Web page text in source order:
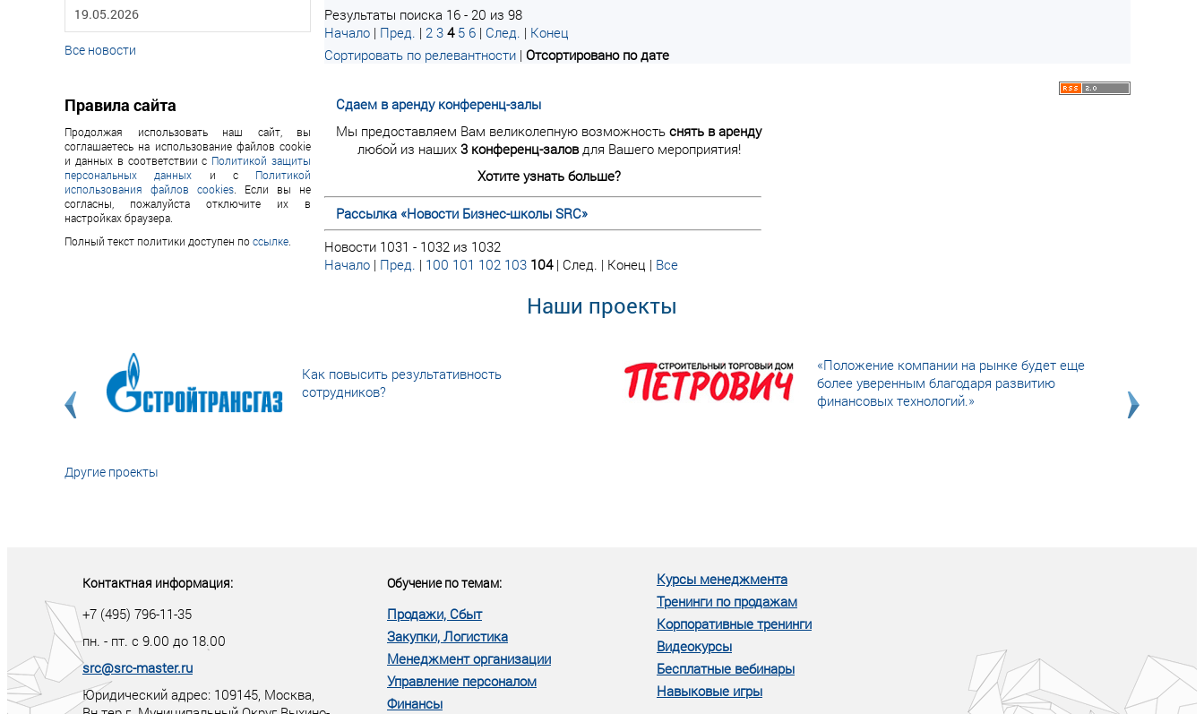
19.05.2026
Все новости
Правила сайта
Продолжая использовать наш сайт, вы
соглашаетесь на использование файлов cookie
и данных в соответствии с Политикой защиты
персональных данных и с Политикой
использования файлов cookies . Если вы не
согласны, пожалуйста отключите их в
настройках браузера.
Полный текст политики доступен поссылке
Результаты поиска 16 - 20 из 98
Начало | Пред. | 2 3 4 5 6 | След. | Конец
Сортировать по релевантности | Отсортировано по дате
Сдаем в аренду конференц-залы
Мы предоставляем Вам великолепную возможность снять в аренду
любой из наших 3 конференц-заловдля Вашего мероприятия!
Хотите узнать больше?
Рассылка «Новости Бизнес-школы SRC»
Новости 1031 - 1032 из 1032
Начало | Пред. | 100 101 102 103 104| След. | Конец | Все
Наши проекты
Как повысить результативность
сотрудников?
«Положение компании на рынке будет еще
более уверенным благодаря развитию
финансовых технологий.»
Другие проекты
Контактная информация:
+7 (495) 796-11-35
пн. - пт. с 9.00 до 18.00
src@src-master.ru
Юридический адрес: 109145, Москва,
Обучение по темам:
Продажи, Сбыт
Закупки, Логистика
Менеджмент организации
Управление персоналом
Финансы
Курсы менеджмента
Тренинги по продажам
Корпоративные тренинги
Видеокурсы
Бесплатные вебинары
Навыковые игры